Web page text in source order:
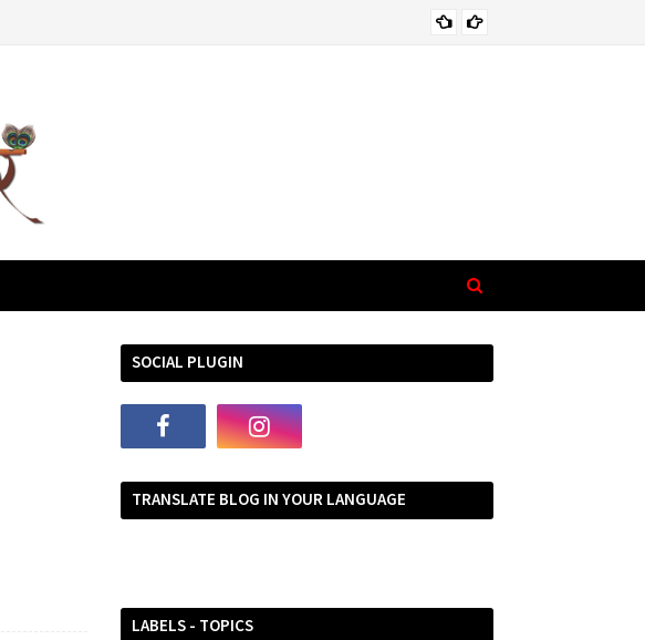
SOCIAL PLUGIN
TRANSLATE BLOG IN YOUR LANGUAGE
LABELS - TOPICS